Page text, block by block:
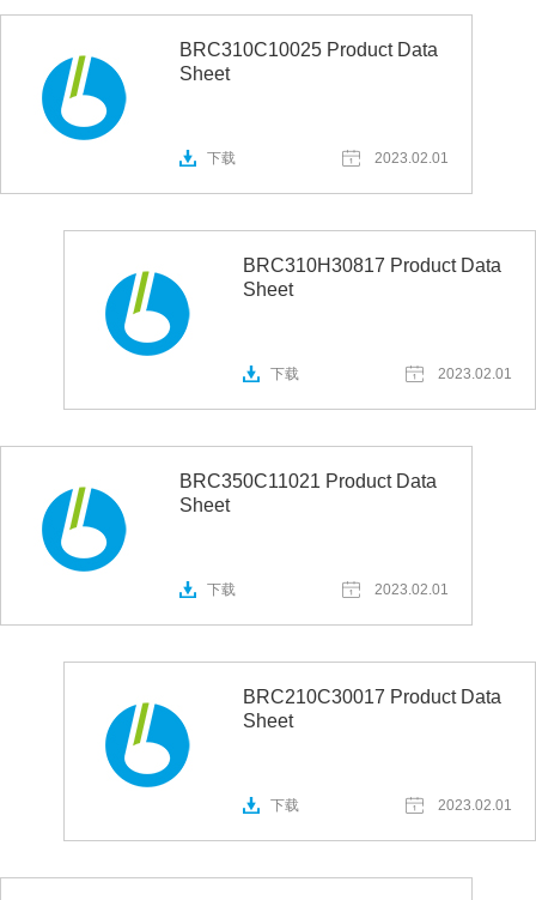
BRC310C10025 Product Data
Sheet
下载 2023.02.01
BRC310H30817 Product Data
Sheet
下载 2023.02.01
BRC350C11021 Product Data
Sheet
下载 2023.02.01
BRC210C30017 Product Data
Sheet
下载 2023.02.01